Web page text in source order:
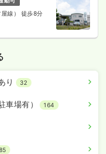
線） 徒歩8分
り 32
車場有） 164